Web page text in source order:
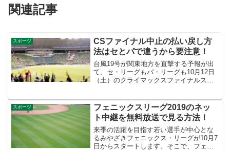
関連記事
スポーツ
CSファイナル中止の払い戻し方
法はセとパで違うから要注意！
台風19号が関東地方を直撃する予報が出
て、セ・リーグもパ・リーグも10月12日
（土）のクライマックスファイナルステ
払い戻し方法について、まとめました。
セ・リーグとパ・リーグでは対応が異な
りますので、気をつけてくださいね。
スポーツ
フェニックスリーグ2019のネッ
ト中継を無料放送で見る方法！
来季の活躍を目指す若い選手が中心とな
るみやざきフェニックス・リーグが10月7
日からスタートします。そこで、フェニ